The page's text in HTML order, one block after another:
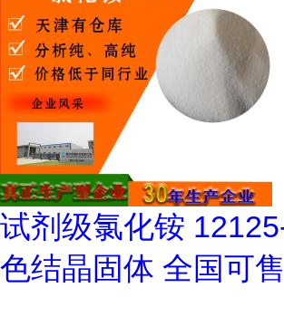
试剂级氯化铵
色结晶固体 全国可售